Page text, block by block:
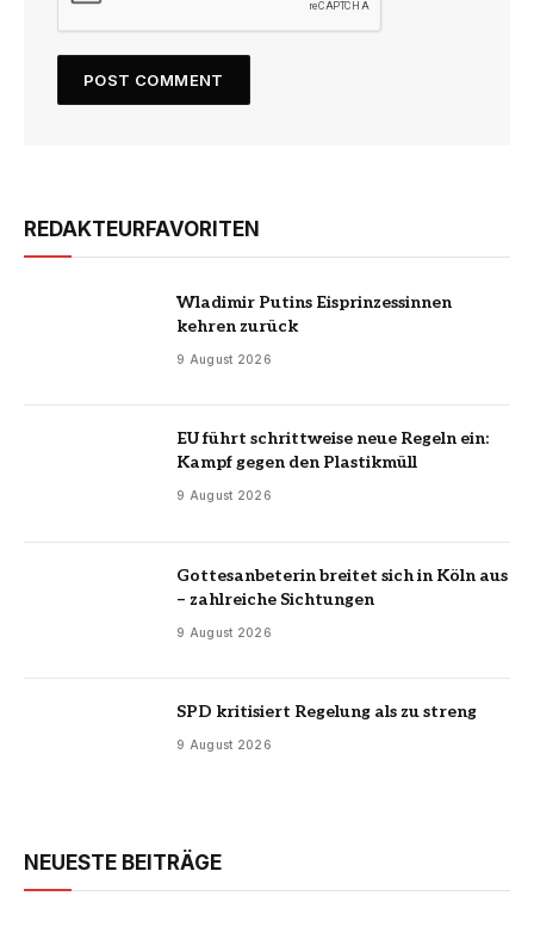
REDAKTEURFAVORITEN
Wladimir Putins Eisprinzessinnen
kehren zurück
9 August 2026
EU führt schrittweise neue Regeln ein:
Kampf gegen den Plastikmüll
9 August 2026
Gottesanbeterin breitet sich in Köln aus
– zahlreiche Sichtungen
9 August 2026
SPD kritisiert Regelung als zu streng
9 August 2026
NEUESTE BEITRÄGE